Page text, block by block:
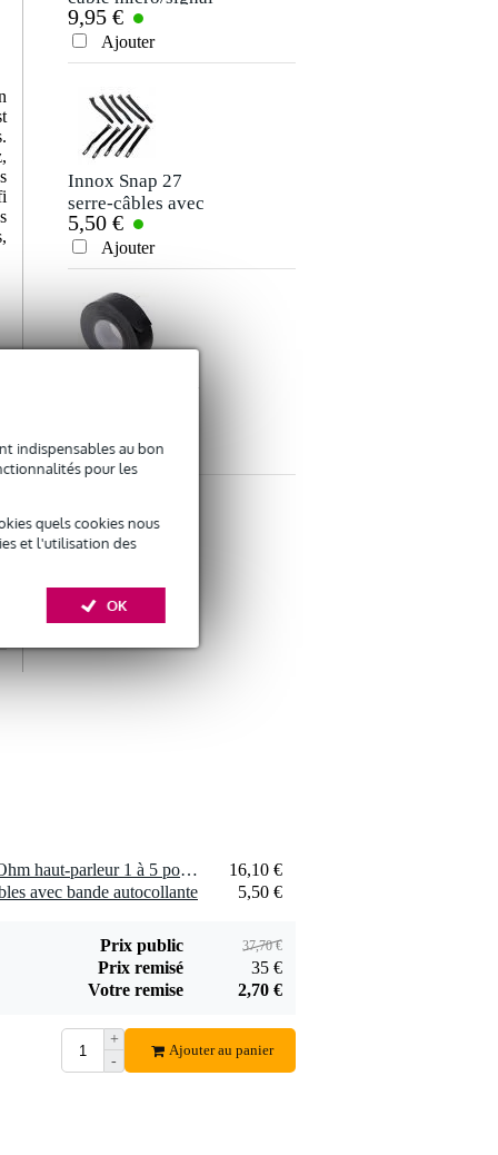
indispensables au bon
pour les
quels cookies nous
et l'utilisation des
OK
Votre avis
Envoyer
XLR 10 m
9,95 €
Ajouter
Innox Snap 27
serre-câbles avec
bande autocollante
5,50 €
Ajouter
Ajouter
Devine SPE25/10
câble d'enceinte 2x
Ajouter
mm stéréo 10
mètres
Ajouter
SPE25/R câble
haut-parleur 2x 2,5
mm2 (par mètre)
1,75 €
Ajouter
2 x Visaton SC 4.9 FL - 8 Ohm haut-parleur 1 à 5 pouces
16,10 €
avec bande autocollante
5,50 €
Prix public 37,70 €
Prix remisé
35 €
Votre remise
2,70 €
+
-
Ajouter au panier